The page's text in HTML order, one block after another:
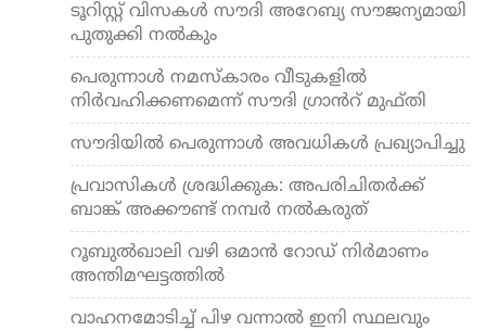
ടൂറിസ്റ്റ് വിസകള്‍ സൗദി അറേബ്യ സൗജന്യമായി
പുതുക്കി നൽകും
പെരുന്നാൾ നമസ്​കാരം വീടുകളിൽ
നിർവഹിക്കണമെന്ന് സൗദി ഗ്രാൻറ്​ മുഫ്​തി
സൗദിയിൽ പെരുന്നാൾ അവധികള്‍ പ്രഖ്യാപിച്ചു
പ്രവാസികൾ ശ്രദ്ധിക്കുക: അപരിചിതർക്ക്
ബാങ്ക് അക്കൗണ്ട് നമ്പർ നൽകരുത്
റൂബുല്‍ഖാലി വഴി ഒമാന്‍ റോഡ് നിര്‍മാണം
അന്തിമഘട്ടത്തില്‍
വാഹനമോടിച്ച് പിഴ വന്നാല്‍ ഇനി സ്ഥലവും